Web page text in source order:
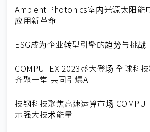
Ambient Photonics室内光源太阳能
应用新革命
ESG成为企业转型引擎的趋势与挑战
COMPUTEX 2023盛大登场 全球科
齐聚一堂 共同引爆AI
技钢科技聚焦高速运算市场
示强大技术能量